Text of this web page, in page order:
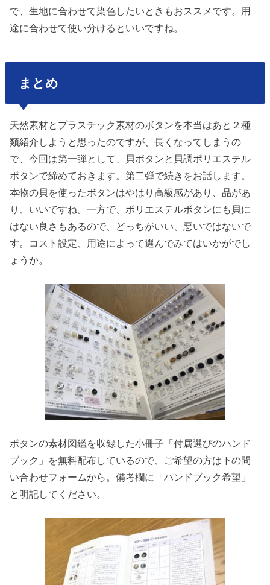
で、生地に合わせて染色したいときもおススメです。用
途に合わせて使い分けるといいですね。
まとめ
天然素材とプラスチック素材のボタンを本当はあと２種
類紹介しようと思ったのですが、長くなってしまうの
で、今回は第一弾として、貝ボタンと貝調ポリエステル
ボタンで締めておきます。第二弾で続きをお話します。
本物の貝を使ったボタンはやはり高級感があり、品があ
り、いいですね。一方で、ポリエステルボタンにも貝に
はない良さもあるので、どっちがいい、悪いではないで
す。コスト設定、用途によって選んでみてはいかがでし
ょうか。
ボタンの素材図鑑を収録した小冊子「付属選びのハンド
ブック」を無料配布しているので、ご希望の方は下の問
い合わせフォームから。備考欄に「ハンドブック希望」
と明記してください。